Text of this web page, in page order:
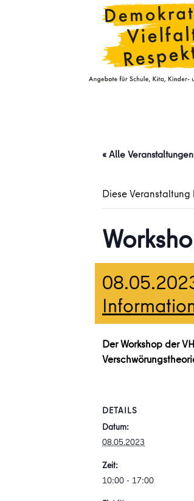
« Alle Veranstaltungen
Diese
Der Workshop der
DETAILS
Datum:
08.05.2023
Zeit:
10:00 - 17:00